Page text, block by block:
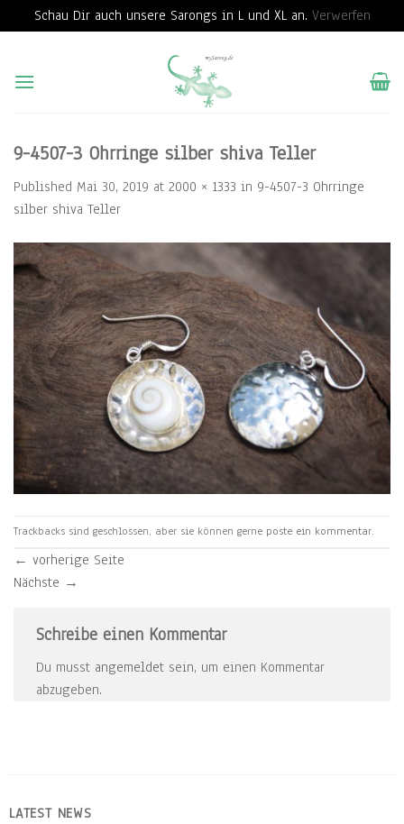
Schau Dir auch unsere Sarongs in L und XL an. Verwerfen
content
9-4507-3 Ohrringe silber shiva Teller
Published Mai 30, 2019 at 2000 × 1333 in 9-4507-3 Ohrringe
silber shiva Teller
Trackbacks sind geschlossen, aber sie können gerne poste ein kommentar.
← vorherige Seite
Nächste →
Schreibe einen Kommentar
Du musst angemeldet sein, um einen Kommentar
abzugeben.
LATEST NEWS